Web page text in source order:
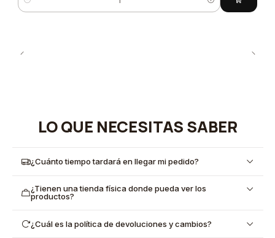
Quantity
LO QUE NECESITAS SABER
¿Cuánto tiempo tardará en llegar mi pedido?
¿Tienen una tienda física donde pueda ver los
productos?
¿Cuál es la política de devoluciones y cambios?